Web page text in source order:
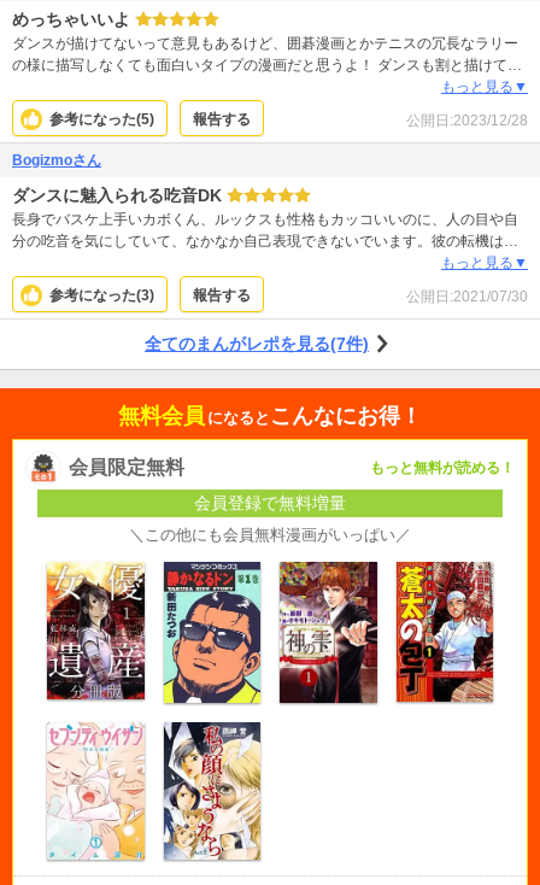
めっちゃいいよ
ダンスが描けてないって意見もあるけど、囲碁漫画とかテニスの冗長なラリー
の様に描写しなくても面白いタイプの漫画だと思うよ！ ダンスも割と描けてる
し、それぞれのダンスの描き分けに印象派みたいな個性を感じましたよ！そも
そもダンスをそのまま書き散らしても、漫画じゃ分かんないから、こういうの
は足りない描写を補完して読みません？ まぁこの漫画の大事なポイントは情熱
だよ、ダンスの精密描写じゃなくて。生きがいとか夢とか、執念。昴みたいな
もっと見る▼
参考になった(5) 報告する 公開日:2023/12/28
Bogizmoさん
ダンスに魅入られる吃音DK
長身でバスケ上手いカボくん、ルックスも性格もカッコいいのに、人の目や自
分の吃音を気にしていて、なかなか自己表現できないでいます。彼の転機は、
自由に踊る同級生との出会い。ダンス部で才能を見出されます。青春楽しい！
もっと見る▼
参考になった(3) 報告する 公開日:2021/07/30
全てのまんがレポを見る(7件)
無料会員 になると こんなにお得！
会員限定無料 もっと無料が読める！
会員登録で無料増量
＼この他にも会員無料漫画がいっぱい／